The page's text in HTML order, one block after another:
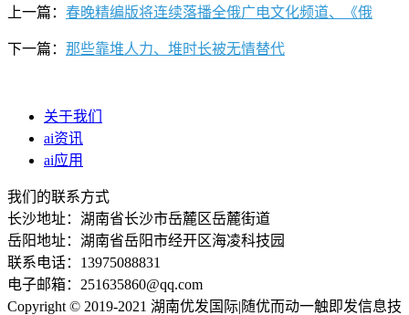
上一篇： 春晚精编版将连续落播全俄广电文化频道、《俄
下一篇： 那些靠堆人力、堆时长被无情替代
关于我们
ai资讯
ai应用
我们的联系方式
长沙地址：湖南省长沙市岳麓区岳麓街道
岳阳地址：湖南省岳阳市经开区海凌科技园
联系电话：13975088831
电子邮箱：251635860@qq.com
Copyright © 2019-2021 湖南优发国际|随优而动一触即发信息技